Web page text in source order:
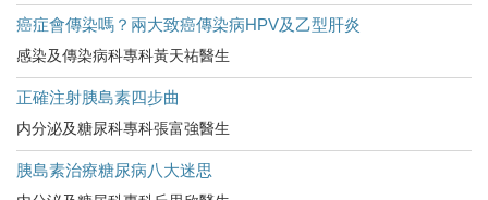
癌症會傳染嗎？兩大致癌傳染病HPV及乙型肝炎
感染及傳染病科專科黃天祐醫生
正確注射胰島素四步曲
内分泌及糖尿科專科張富強醫生
胰島素治療糖尿病八大迷思